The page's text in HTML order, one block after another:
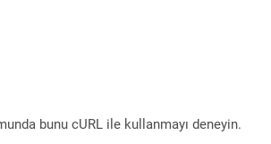
bunu cURL ile kullanmayı deneyin.